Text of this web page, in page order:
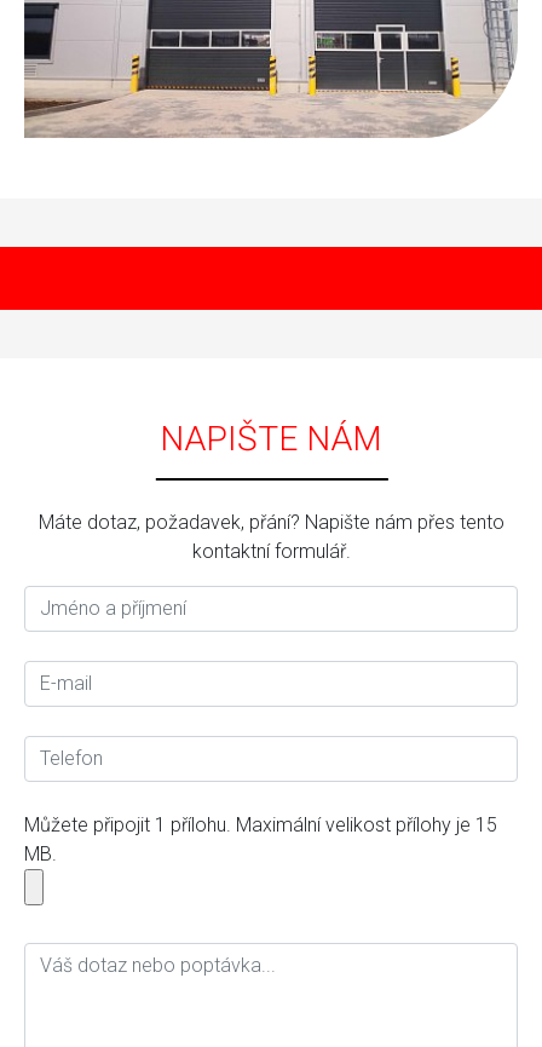
NAPIŠTE NÁM
Máte dotaz, požadavek, přání? Napište nám přes tento
kontaktní formulář.
Můžete připojit 1 přílohu. Maximální velikost přílohy je 15
MB.